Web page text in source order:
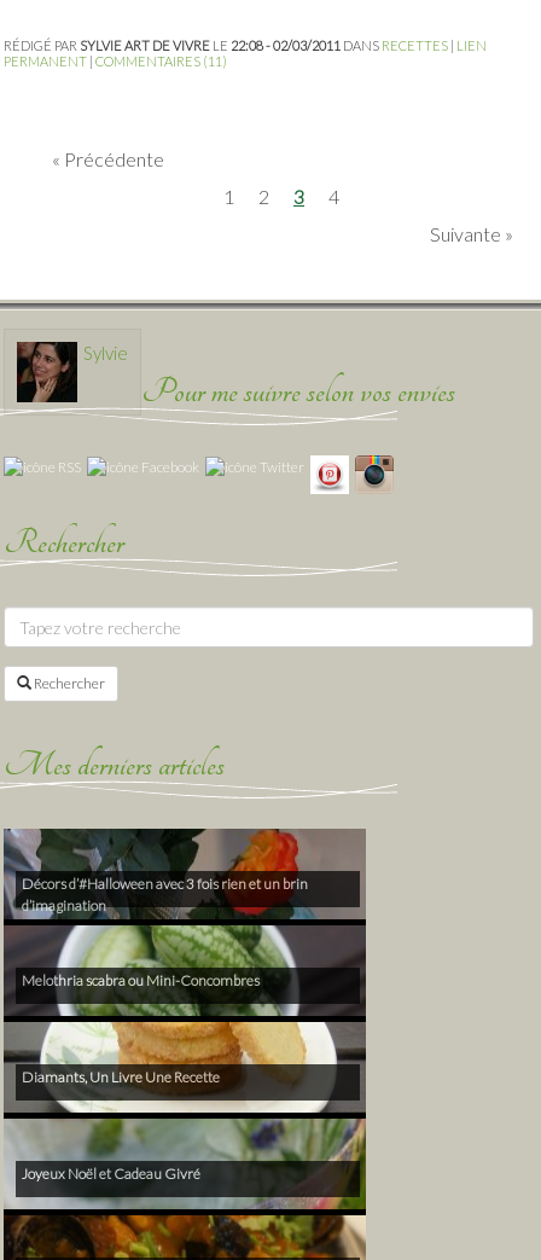
RÉDIGÉ PAR SYLVIE ART DE VIVRE LE 22:08 - 02/03/2011 DANS RECETTES
LIEN
PERMANENT COMMENTAIRES (11)
Précédente
1
2 3
4
Suivante
Sylvie
Pour me suivre selon vos envies
Rechercher
Rechercher
Mes derniers articles
Décors d’#Halloween avec 3 fois rien et un brin
d’imagination
Melothria scabra ou Mini-Concombres
Diamants, Un Livre Une Recette
Joyeux Noël et Cadeau Givré